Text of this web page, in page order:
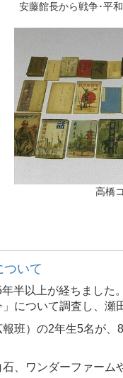
安藤館長から戦争･平
高橋
ついて
年半以上が経ちました
について調査し、瀬
班）の2年生5名が、 8
ワンダーファーム